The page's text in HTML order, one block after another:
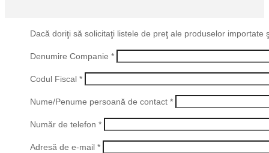
Dacă doriţi să solicitaţi listele de preţ ale produselor
Denumire Companie *
Codul Fiscal *
Nume/Penume persoană de contact *
Număr de telefon *
Adresă de e-mail *